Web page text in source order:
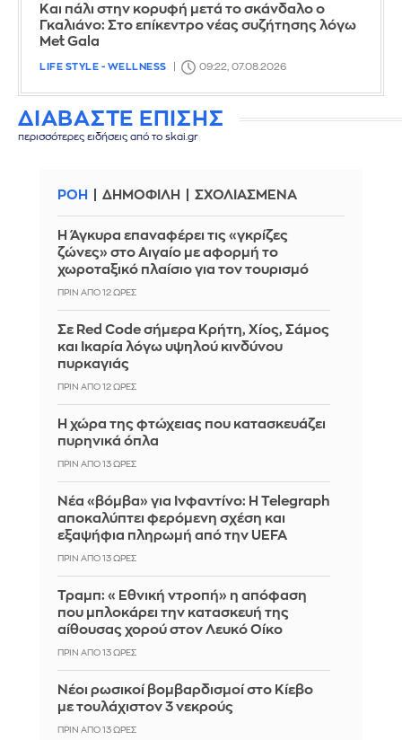
Και πάλι στην κορυφή μετά το σκάνδαλο ο
Γκαλιάνο: Στο επίκεντρο νέας συζήτησης λόγω
Met Gala
LIFE STYLE - WELLNESS 09:22, 07.08.2026
ΔΙΑΒΑΣΤΕ ΕΠΙΣΗΣ
περισσότερες ειδήσεις από το skai.gr
ΡΟΗ ΔΗΜΟΦΙΛΗ ΣΧΟΛΙΑΣΜΕΝΑ
Η Άγκυρα επαναφέρει τις «γκρίζες
ζώνες» στο Αιγαίο με αφορμή το
χωροταξικό πλαίσιο για τον τουρισμό
ΠΡΙΝ ΑΠΌ 12 ΏΡΕΣ
Σε Red Code σήμερα Κρήτη, Χίος, Σάμος
και Ικαρία λόγω υψηλού κινδύνου
πυρκαγιάς
ΠΡΙΝ ΑΠΌ 12 ΏΡΕΣ
Η χώρα της φτώχειας που κατασκευάζει
πυρηνικά όπλα
ΠΡΙΝ ΑΠΌ 13 ΏΡΕΣ
Νέα «βόμβα» για Ινφαντίνο: Η Telegraph
αποκαλύπτει φερόμενη σχέση και
εξαψήφια πληρωμή από την UEFA
ΠΡΙΝ ΑΠΌ 13 ΏΡΕΣ
Τραμπ: «Εθνική ντροπή» η απόφαση
που μπλοκάρει την κατασκευή της
αίθουσας χορού στον Λευκό Οίκο
ΠΡΙΝ ΑΠΌ 13 ΏΡΕΣ
Νέοι ρωσικοί βομβαρδισμοί στο Κίεβο
με τουλάχιστον 3 νεκρούς
ΠΡΙΝ ΑΠΌ 13 ΏΡΕΣ